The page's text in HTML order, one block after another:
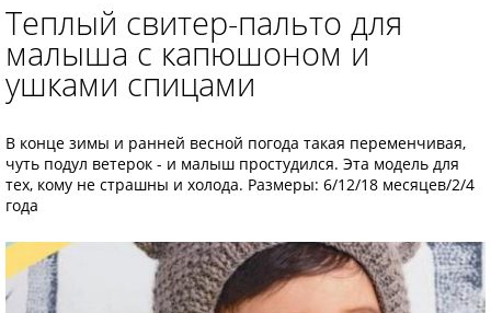
Теплый свитер-пальто для
малыша с капюшоном и
ушками спицами
В конце зимы и ранней весной погода такая переменчивая,
чуть подул ветерок - и малыш простудился. Эта модель для
тех, кому не страшны и холода. Размеры: 6/12/18 месяцев/2/4
года